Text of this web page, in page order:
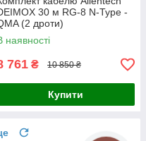
30 м RG-8 N-Type -
(2 дроти)
наявності
761 ₴ 10 850 ₴
Купити